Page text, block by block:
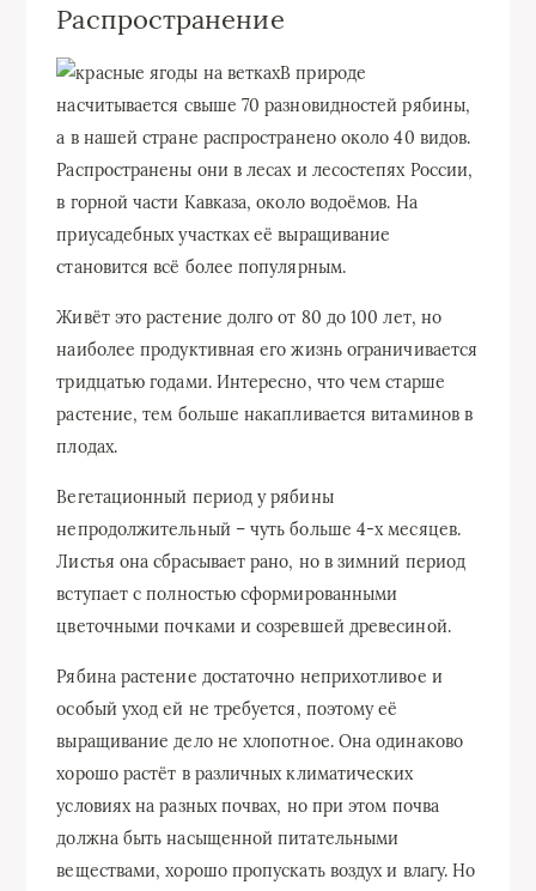
Распространение
В природе
насчитывается свыше 70 разновидностей рябины,
а в нашей стране распространено около 40 видов.
Распространены они в лесах и лесостепях России,
в горной части Кавказа, около водоёмов. На
приусадебных участках её выращивание
становится всё более популярным.
Живёт это растение долго от 80 до 100 лет, но
наиболее продуктивная его жизнь ограничивается
тридцатью годами. Интересно, что чем старше
растение, тем больше накапливается витаминов в
плодах.
Вегетационный период у рябины
непродолжительный – чуть больше 4-х месяцев.
Листья она сбрасывает рано, но в зимний период
вступает с полностью сформированными
цветочными почками и созревшей древесиной.
Рябина растение достаточно неприхотливое и
особый уход ей не требуется, поэтому её
выращивание дело не хлопотное. Она одинаково
хорошо растёт в различных климатических
условиях на разных почвах, но при этом почва
должна быть насыщенной питательными
веществами, хорошо пропускать воздух и влагу. Но